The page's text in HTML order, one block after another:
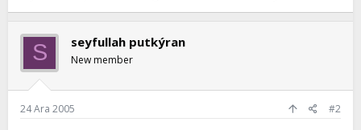
S seyfullah putkýran
New member
24 Ara 2005 #2